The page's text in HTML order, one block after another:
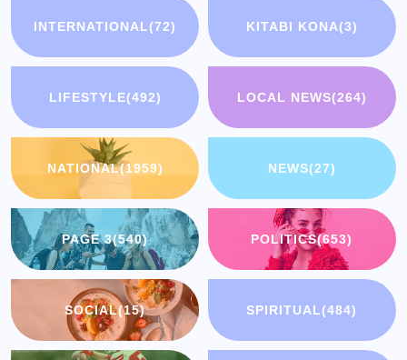
INTERNATIONAL(72) KITABI KONA(3)
LIFESTYLE(492) LOCAL NEWS(264)
NATIONAL(1959) NEWS(27)
PAGE 3(540) POLITICS(653)
SOCIAL(15) SPIRITUAL(484)